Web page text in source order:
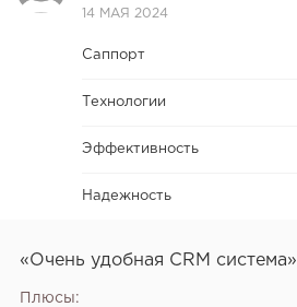
14 МАЯ 2024
Саппорт
Технологии
Эффективность
Надежность
«Очень удобная CRM система»
Плюсы: